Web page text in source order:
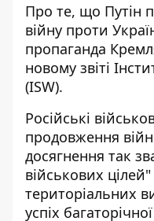
Про те, що Путін
війну проти
пропаганда
новому звіті
(ISW).
Російські
продовження
досягнення так
військових
територіальних
успіх